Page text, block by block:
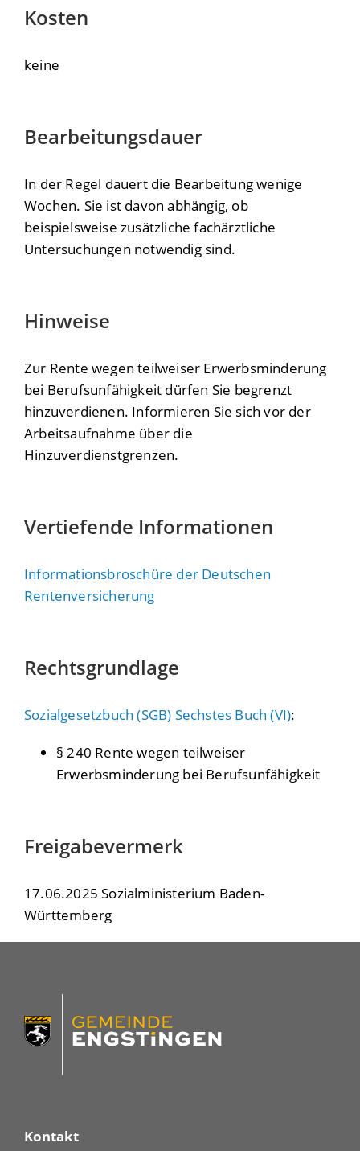
Kosten
keine
Bearbeitungsdauer
In der Regel dauert die Bearbeitung wenige
Wochen. Sie ist davon abhängig, ob
beispielsweise zusätzliche fachärztliche
Untersuchungen notwendig sind.
Hinweise
Zur Rente wegen teilweiser Erwerbsminderung
bei Berufsunfähigkeit dürfen Sie begrenzt
hinzuverdienen. Informieren Sie sich vor der
Arbeitsaufnahme über die
Hinzuverdienstgrenzen.
Vertiefende Informationen
Informationsbroschüre der Deutschen
Rentenversicherung
Rechtsgrundlage
Sozialgesetzbuch (SGB) Sechstes Buch (VI):
§ 240 Rente wegen teilweiser
Erwerbsminderung bei Berufsunfähigkeit
Freigabevermerk
17.06.2025 Sozialministerium Baden-
Württemberg
Kontakt